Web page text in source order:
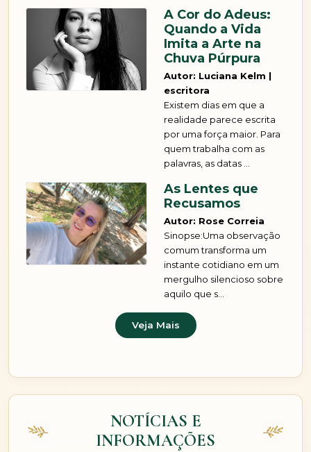
A Cor do Adeus:
Quando a Vida
Imita a Arte na
Chuva Púrpura
Autor: Luciana Kelm |
escritora
Existem dias em que a
realidade parece escrita
por uma força maior. Para
quem trabalha com as
palavras, as datas ...
As Lentes que
Recusamos
Sinopse:Uma observação
comum transforma um
instante cotidiano em um
mergulho silencioso sobre
aquilo que s...
NOTÍCIAS E
INFORMAÇÕES